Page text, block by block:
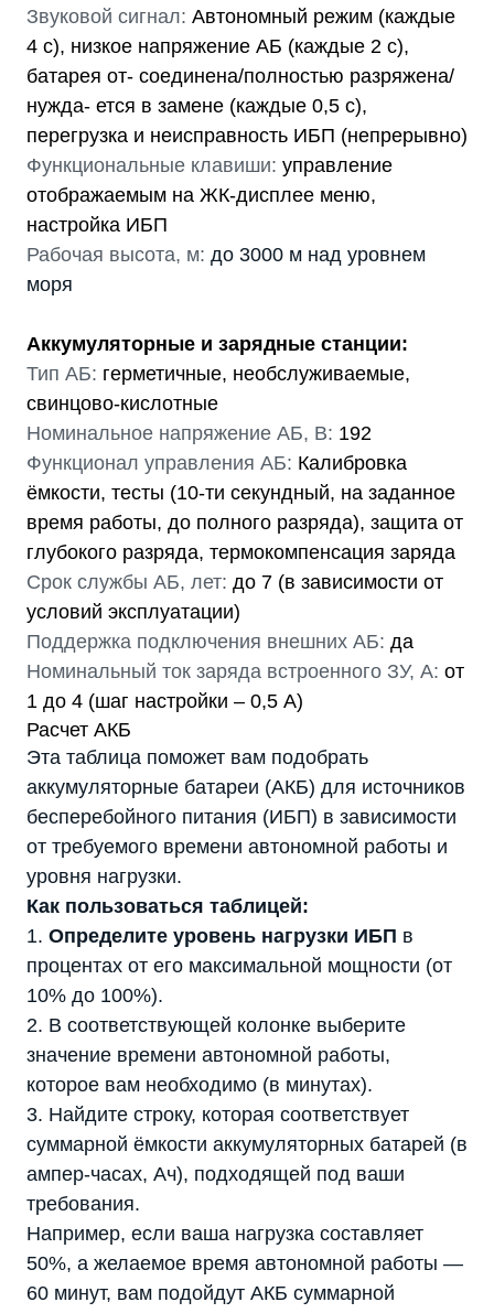
Звуковой сигнал: Автономный режим (каждые
4 с), низкое напряжение АБ (каждые 2 с),
батарея от- соединена/полностью разряжена/
нужда- ется в замене (каждые 0,5 с),
перегрузка и неисправность ИБП (непрерывно)
Функциональные клавиши: управление
отображаемым на ЖК-дисплее меню,
настройка ИБП
Рабочая высота, м: до 3000 м над уровнем
моря
Аккумуляторные и зарядные станции:
Тип АБ: герметичные, необслуживаемые,
свинцово-кислотные
Номинальное напряжение АБ, В: 192
Функционал управления АБ: Калибровка
ёмкости, тесты (10-ти секундный, на заданное
время работы, до полного разряда), защита от
глубокого разряда, термокомпенсация заряда
Срок службы АБ, лет: до 7 (в зависимости от
условий эксплуатации)
Поддержка подключения внешних АБ: да
Номинальный ток заряда встроенного ЗУ, А: от
1 до 4 (шаг настройки – 0,5 А)
Расчет АКБ
Эта таблица поможет вам подобрать
аккумуляторные батареи (АКБ) для источников
бесперебойного питания (ИБП) в зависимости
от требуемого времени автономной работы и
уровня нагрузки.
Как пользоваться таблицей:
1. Определите уровень нагрузки ИБП в
процентах от его максимальной мощности (от
10% до 100%).
2. В соответствующей колонке выберите
значение времени автономной работы,
которое вам необходимо (в минутах).
3. Найдите строку, которая соответствует
суммарной ёмкости аккумуляторных батарей (в
ампер-часах, Ач), подходящей под ваши
требования.
Например, если ваша нагрузка составляет
50%, а желаемое время автономной работы —
60 минут, вам подойдут АКБ суммарной